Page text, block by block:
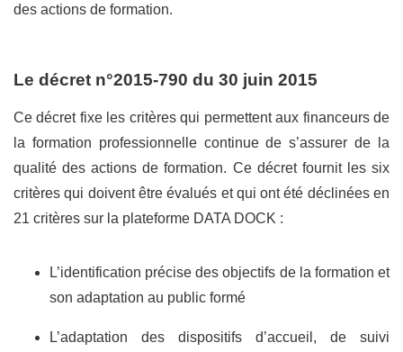
des actions de formation.
Le décret n°2015-790 du 30 juin 2015
Ce décret fixe les critères qui permettent aux financeurs de
la formation professionnelle continue de s’assurer de la
qualité des actions de formation. Ce décret fournit les six
critères qui doivent être évalués et qui ont été déclinées en
21 critères sur la plateforme DATA DOCK :
L’identification précise des objectifs de la formation et
son adaptation au public formé
L’adaptation des dispositifs d’accueil, de suivi